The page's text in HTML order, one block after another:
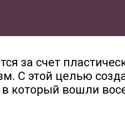
за счет
С этой целью
в который вошли